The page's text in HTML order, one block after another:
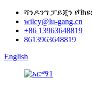
ሻንዶንግ ፓይጂን
wilcy@lu-gang.cn
+86 13963648819
8613963648819
English